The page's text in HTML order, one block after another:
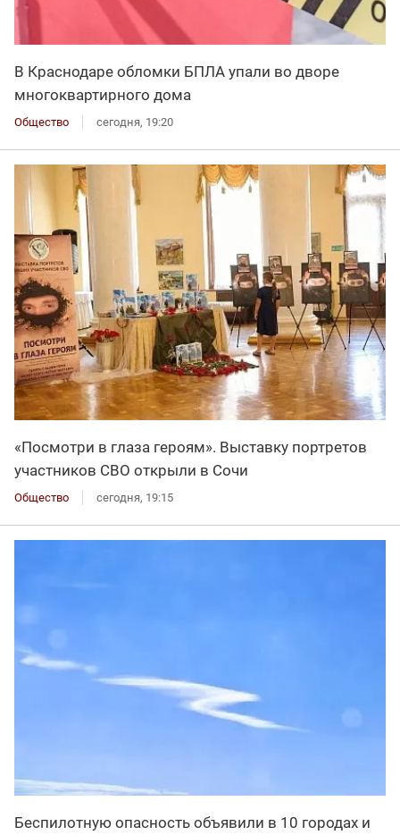
В Краснодаре обломки БПЛА упали во дворе
многоквартирного дома
Общество сегодня, 19:20
«Посмотри в глаза героям». Выставку портретов
участников СВО открыли в Сочи
Общество сегодня, 19:15
Беспилотную опасность объявили в 10 городах и